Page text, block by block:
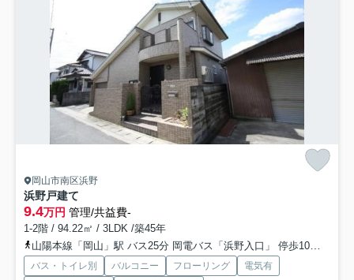
岡山市南区浜野
浜野戸建て
9.4万円 管理/共益費-
1-2階 / 94.22㎡ / 3LDK /築45年
山陽本線「岡山」駅 バス25分 岡電バス「浜野入口」 停歩10分
バス・トイレ別 バルコニー フローリング
電気有